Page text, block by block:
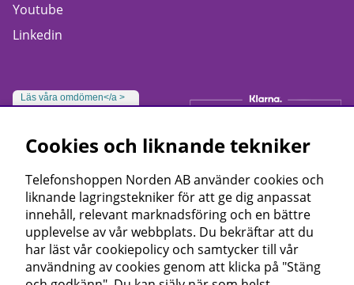
Youtube
Linkedin
Läs våra omdömen</a >
Cookies och liknande tekniker
Telefonshoppen Norden AB använder cookies och
liknande lagringstekniker för att ge dig anpassat
innehåll, relevant marknadsföring och en bättre
upplevelse av vår webbplats. Du bekräftar att du
har läst vår cookiepolicy och samtycker till vår
användning av cookies genom att klicka på "Stäng